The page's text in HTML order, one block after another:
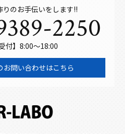
りのお手伝いをします!!
2250
受付】8:00～18:00
お問い合わせはこちら